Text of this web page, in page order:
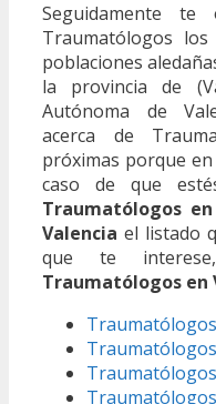
Seguidamente
Traumatólogos
poblaciones
la provincia de
Autónoma de
acerca de
próximas porque en
caso de que
Traumatólogos
Valencia el listado
que te
Traumatólogos en